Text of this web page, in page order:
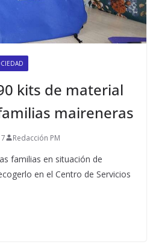
kits de material
maireneras
Redacción PM
familias en situación de
en el Centro de Servicios